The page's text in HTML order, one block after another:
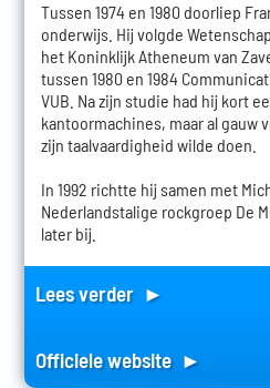
Tussen 1974 en 1980 doorliep
onderwijs. Hij volgde
het Koninklijk Atheneum van
tussen 1980 en 1984
VUB. Na zijn studie had hij kort
kantoormachines, maar al gauw
zijn taalvaardigheid wilde doen.
In 1992 richtte hij samen met
Nederlandstalige rockgroep De
later bij.
Lees verder ►
Officiele website ►